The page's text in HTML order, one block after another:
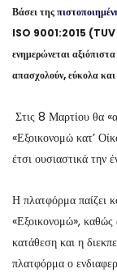
Βάσει της
ISO 9001:2015 (TUV
ενημερώνεται
απασχολούν, εύκολα
Στις 8 Μαρτίου θα
«Εξοικονομώ κατ’
έτσι ουσιαστικά την
Η πλατφόρμα παίζει
«Εξοικονομώ», καθώς
κατάθεση και η
πλατφόρμα ο